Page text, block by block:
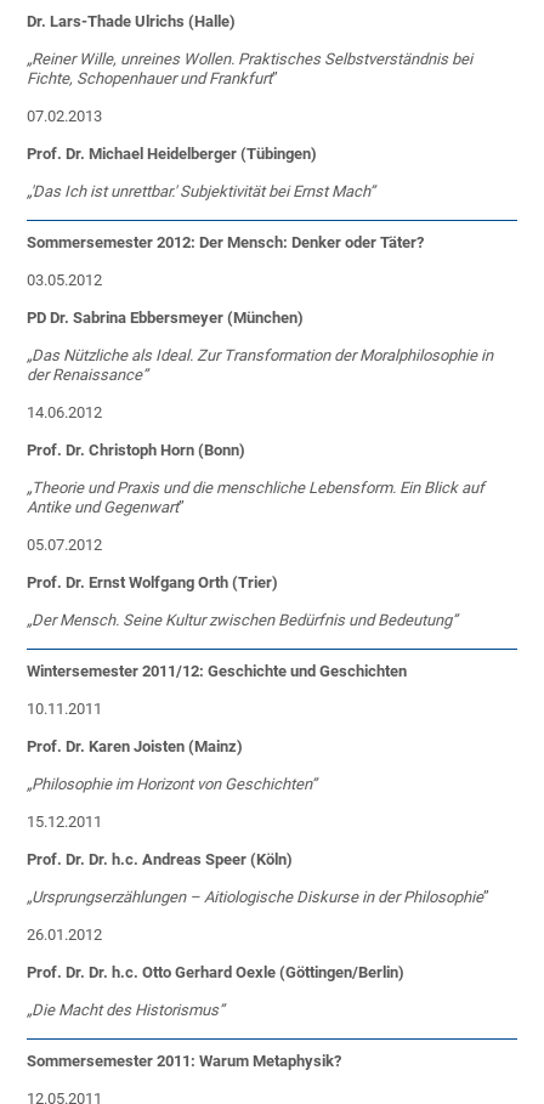
Dr. Lars-Thade Ulrichs (Halle)
„Reiner Wille, unreines Wollen. Praktisches Selbstverständnis bei
Fichte, Schopenhauer und Frankfurt”
07.02.2013
Prof. Dr. Michael Heidelberger (Tübingen)
„'Das Ich ist unrettbar.' Subjektivität bei Ernst Mach”
Sommersemester 2012: Der Mensch: Denker oder Täter?
03.05.2012
PD Dr. Sabrina Ebbersmeyer (München)
„Das Nützliche als Ideal. Zur Transformation der Moralphilosophie in
der Renaissance”
14.06.2012
Prof. Dr. Christoph Horn (Bonn)
„Theorie und Praxis und die menschliche Lebensform. Ein Blick auf
Antike und Gegenwart”
05.07.2012
Prof. Dr. Ernst Wolfgang Orth (Trier)
„Der Mensch. Seine Kultur zwischen Bedürfnis und Bedeutung”
Wintersemester 2011/12: Geschichte und Geschichten
10.11.2011
Prof. Dr. Karen Joisten (Mainz)
„Philosophie im Horizont von Geschichten”
15.12.2011
Prof. Dr. Dr. h.c. Andreas Speer (Köln)
„Ursprungserzählungen – Aitiologische Diskurse in der Philosophie”
26.01.2012
Prof. Dr. Dr. h.c. Otto Gerhard Oexle (Göttingen/Berlin)
„Die Macht des Historismus”
Sommersemester 2011: Warum Metaphysik?
12.05.2011